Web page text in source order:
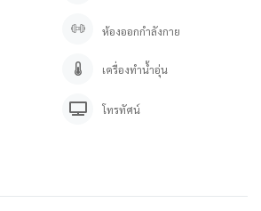
ห้องออกกำลังกาย
เครื่องทำน้ำอุ่น
โทรทัศน์